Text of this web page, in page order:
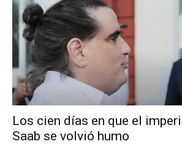
Los cien días en que el
Saab se volvió humo